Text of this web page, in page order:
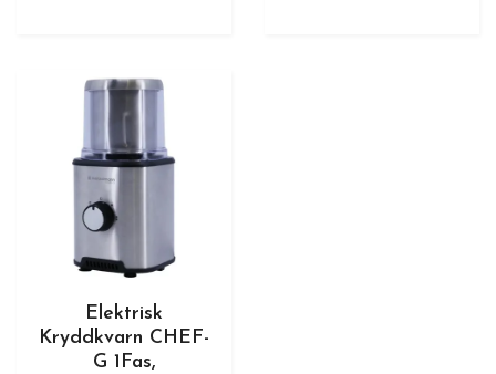
Elektrisk
Kryddkvarn CHEF-
G 1Fas,